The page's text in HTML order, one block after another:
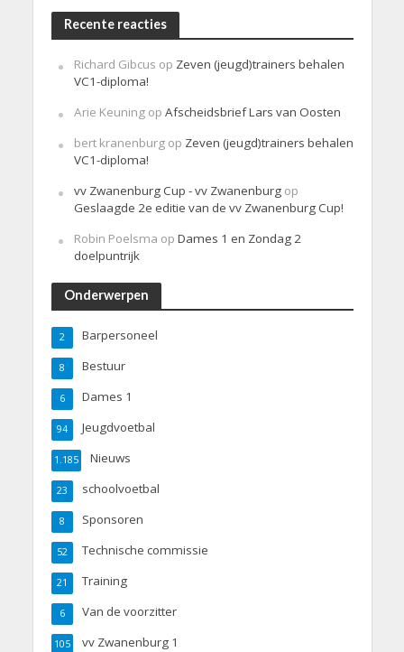
Recente reacties
Richard Gibcus op Zeven (jeugd)trainers behalen
VC1-diploma!
Arie Keuningop Afscheidsbrief Lars van Oosten
bert kranenburgop Zeven (jeugd)trainers behalen
VC1-diploma!
vv Zwanenburg Cup - vv Zwanenburgop
Geslaagde 2e editie van de vv Zwanenburg Cup!
Robin Poelsma op Dames 1 en Zondag 2
doelpuntrijk
Onderwerpen
Barpersoneel
2
Bestuur
8
Dames 1
6
Jeugdvoetbal
94
Nieuws
1.185
schoolvoetbal
23
Sponsoren
8
Technische commissie
52
Training
21
Van de voorzitter
6
vv Zwanenburg 1
105